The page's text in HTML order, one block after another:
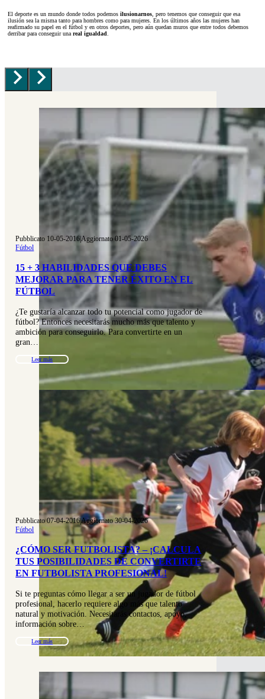
El deporte es un mundo donde todos podemos ilusionarnos , pero tenemos que conseguir que esa
ilusión sea la misma tanto para hombres como para mujeres. En los últimos años las mujeres han
reafirmado su papel en el fútbol y en otros deportes, pero aún quedan muros que entre todos debemos
derribar para conseguir una real igualdad
Pubblicato 10-05-2016|Aggiornato 01-05-2026
Fútbol
15 + 3 HABILIDADES QUE DEBES
MEJORAR PARA TENER ÉXITO EN EL
FÚTBOL
¿Te gustaría alcanzar todo tu potencial como jugador de
fútbol? Entonces necesitarás mucho más que talento y
ambición para conseguirlo. Para convertirte en un
gran…
Leer más
Pubblicato 07-04-2016|Aggiornato 30-04-2026
Fútbol
¿CÓMO SER FUTBOLISTA? – ¡CALCULA
TUS POSIBILIDADES DE CONVERTIRTE
EN FUTBOLISTA PROFESIONAL!
Si te preguntas cómo llegar a ser un jugador de fútbol
profesional, hacerlo requiere algo más que talento
natural y motivación. Necesitarás contactos, apoyo,
información sobre…
Leer más